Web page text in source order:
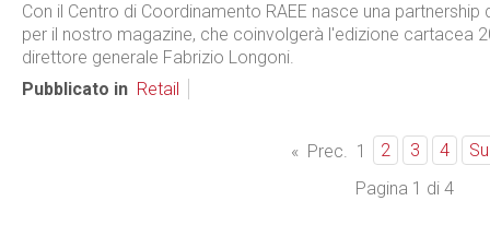
Con il Centro di Coordinamento RAEE nasce una
per il nostro magazine, che coinvolgerà l'edizione cartacea
direttore generale Fabrizio Longoni.
Pubblicato in Retail
« Prec. 1 2 3 4
Pagina 1 di 4